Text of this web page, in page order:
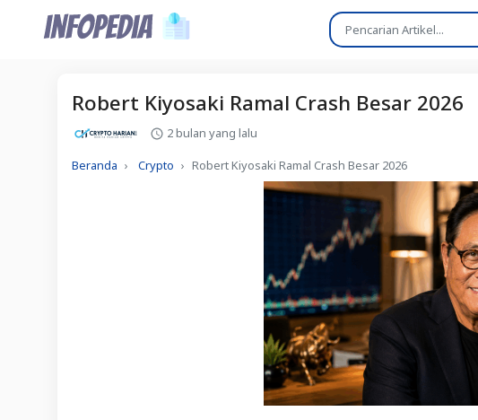
Robert Kiyosaki Ramal Crash Besar 2026
2 bulan yang lalu
Beranda Crypto Robert Kiyosaki Ramal Crash Besar 2026